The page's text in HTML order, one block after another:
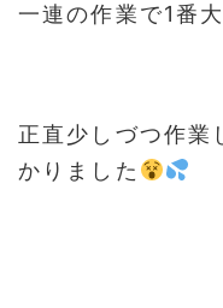
一連の作業で1番
正直少しづつ作業
かりました